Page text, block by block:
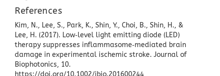
References
Kim, N., Lee, S., Park, K., Shin, Y., Choi, B., Shin, H., &
Lee, H. (2017). Low‐level light emitting diode (LED)
therapy suppresses inflammasome‐mediated brain
damage in experimental ischemic stroke. Journal of
Biophotonics, 10.